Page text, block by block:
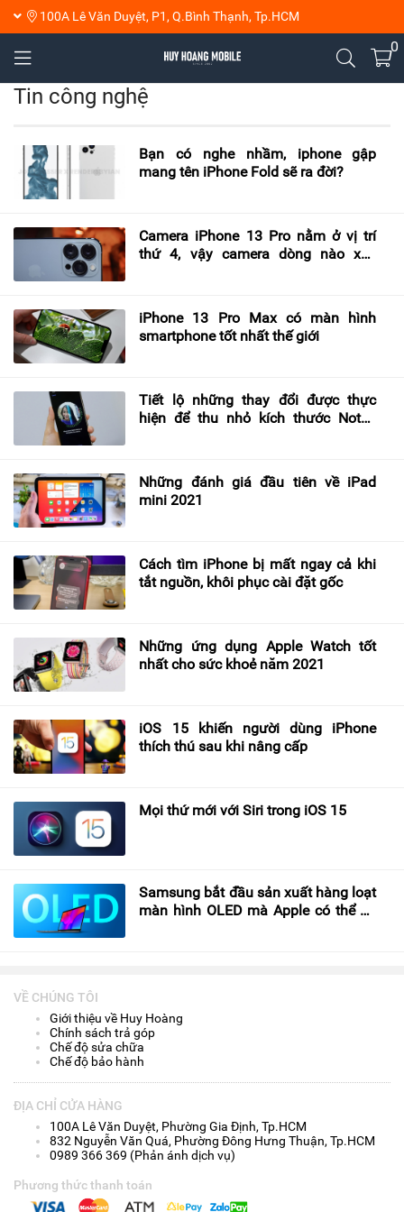
100A Lê Văn Duyệt, P1, Q.Bình Thạnh, Tp.HCM
0
Tin công nghệ
Bạn có nghe nhầm, iphone gập
mang tên iPhone Fold sẽ ra đời?
Camera iPhone 13 Pro nằm ở vị trí
thứ 4, vậy camera dòng nào xếp
iPhone 13 Pro Max có màn hình
smartphone tốt nhất thế giới
Tiết lộ những thay đổi được thực
hiện để thu nhỏ kích thước Notch
Những đánh giá đầu tiên về iPad
mini 2021
Cách tìm iPhone bị mất ngay cả khi
tắt nguồn, khôi phục cài đặt gốc
Những ứng dụng Apple Watch tốt
nhất cho sức khoẻ năm 2021
iOS 15 khiến người dùng iPhone
thích thú sau khi nâng cấp
Mọi thứ mới với Siri trong iOS 15
Samsung bắt đầu sản xuất hàng loạt
màn hình OLED mà Apple có thể sử
VỀ CHÚNG TÔI
Giới thiệu về Huy Hoàng
Chính sách trả góp
Chế độ sửa chữa
Chế độ bảo hành
ĐỊA CHỈ CỬA HÀNG
100A Lê Văn Duyệt, Phường Gia Định, Tp.HCM
832 Nguyễn Văn Quá, Phường Đông Hưng Thuận, Tp.HCM
0989 366 369 (Phản ánh dịch vụ)
Phương thức thanh toán